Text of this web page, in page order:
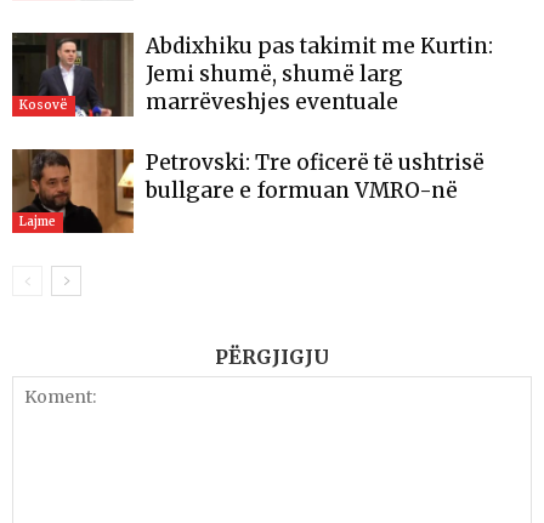
Kosovë
Abdixhiku pas takimit me Kurtin:
Jemi shumë, shumë larg
marrëveshjes eventuale
Lajme
Petrovski: Tre oficerë të ushtrisë
bullgare e formuan VMRO-në
PËRGJIGJU